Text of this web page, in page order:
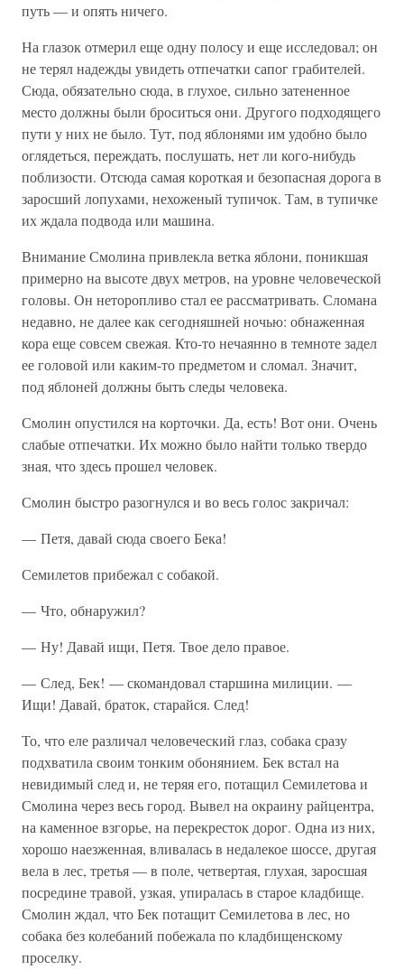
путь — и опять ничего.
На глазок отмерил еще одну полосу и еще исследовал; он
не терял надежды увидеть отпечатки сапог грабителей.
Сюда, обязательно сюда, в глухое, сильно затененное
место должны были броситься они. Другого подходящего
пути у них не было. Тут, под яблонями им удобно было
оглядеться, переждать, послушать, нет ли кого-нибудь
поблизости. Отсюда самая короткая и безопасная дорога в
заросший лопухами, нехоженый тупичок. Там, в тупичке
их ждала подвода или машина.
Внимание Смолина привлекла ветка яблони, поникшая
примерно на высоте двух метров, на уровне человеческой
головы. Он неторопливо стал ее рассматривать. Сломана
недавно, не далее как сегодняшней ночью: обнаженная
кора еще совсем свежая. Кто-то нечаянно в темноте задел
ее головой или каким-то предметом и сломал. Значит,
под яблоней должны быть следы человека.
Смолин опустился на корточки. Да, есть! Вот они. Очень
слабые отпечатки. Их можно было найти только твердо
зная, что здесь прошел человек.
Смолин быстро разогнулся и во весь голос закричал:
— Петя, давай сюда своего Бека!
Семилетов прибежал с собакой.
— Что, обнаружил?
— Ну! Давай ищи, Петя. Твое дело правое.
— След, Бек! — скомандовал старшина милиции. —
Ищи! Давай, браток, старайся. След!
То, что еле различал человеческий глаз, собака сразу
подхватила своим тонким обонянием. Бек встал на
невидимый след и, не теряя его, потащил Семилетова и
Смолина через весь город. Вывел на окраину райцентра,
на каменное взгорье, на перекресток дорог. Одна из них,
хорошо наезженная, вливалась в недалекое шоссе, другая
вела в лес, третья — в поле, четвертая, глухая, заросшая
посредине травой, узкая, упиралась в старое кладбище.
Смолин ждал, что Бек потащит Семилетова в лес, но
собака без колебаний побежала по кладбищенскому
проселку.